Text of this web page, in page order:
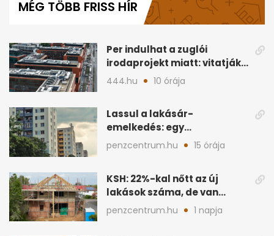
minute,
MÉG TÖBB FRISS HÍR
Per indulhat a zuglói
irodaprojekt miatt: vitatják
a 300 milliárdot
444.hu 10 órája
Lassul a lakásár-
emelkedés: egy
vármegyében már
csökkentek az árak
penzcentrum.hu 15 órája
KSH: 22%-kal nőtt az új
lakások száma, de van
vármegye új építés nélkül
penzcentrum.hu 1 napja